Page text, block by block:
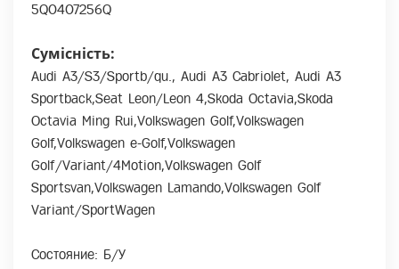
5Q0407256Q
Сумісність:
Audi A3/S3/Sportb/qu., Audi A3 Cabriolet, Audi A3
Sportback,Seat Leon/Leon 4,Skoda Octavia,Skoda
Octavia Ming Rui,Volkswagen Golf,Volkswagen
Golf,Volkswagen e-Golf,Volkswagen
Golf/Variant/4Motion,Volkswagen Golf
Sportsvan,Volkswagen Lamando,Volkswagen Golf
Variant/SportWagen
Состояние: Б/У